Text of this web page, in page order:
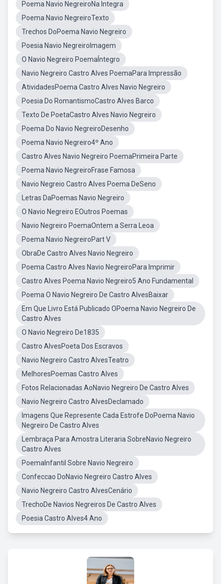
Poema Navio NegreiroNa Integra
Poema Navio NegreiroTexto
Trechos DoPoema Navio Negreiro
Poesia Navio NegreiroImagem
O Navio Negreiro PoemaÍntegro
Navio Negreiro Castro Alves PoemaPara Impressão
AtividadesPoema Castro Alves Navio Negreiro
Poesia Do RomantismoCastro Alves Barco
Texto De PoetaCastro Alves Navio Negreiro
Poema Do Navio NegreiroDesenho
Poema Navio Negreiro4º Ano
Castro Alves Navio Negreiro PoemaPrimeira Parte
Poema Navio NegreiroFrase Famosa
Navio Negreio Castro Alves Poema DeSeno
Letras DaPoemas Navio Negreiro
O Navio Negreiro EOutros Poemas
Navio Negreiro PoemaOntem a Serra Leoa
Poema Navio NegreiroPart V
ObraDe Castro Alves Navio Negreiro
Poema Castro Alves Navio NegreiroPara Imprimir
Castro Alves Poema Navio Negreiro5 Ano Fundamental
Poema O Navio Negreiro De Castro AlvesBaixar
Em Que Livro Está Publicado OPoema Navio Negreiro De
Castro Alves
O Navio Negreiro De1835
Castro AlvesPoeta Dos Escravos
Navio Negreiro Castro AlvesTeatro
MelhoresPoemas Castro Alves
Fotos Relacionadas AoNavio Negreiro De Castro Alves
Navio Negreiro Castro AlvesDeclamado
Imagens Que Represente Cada Estrofe DoPoema Navio
Negreiro De Castro Alves
Lembraça Para Amostra Literaria SobreNavio Negreiro
Castro Alves
PoemaInfantil Sobre Navio Negreiro
Confeccao DoNavio Negreiro Castro Alves
Navio Negreiro Castro AlvesCenário
TrechoDe Navios Negreiros De Castro Alves
Poesia Castro Alves4 Ano